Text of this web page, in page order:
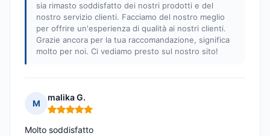
sia rimasto soddisfatto dei nostri prodotti e del
nostro servizio clienti. Facciamo del nostro meglio
per offrire un'esperienza di qualità ai nostri clienti.
Grazie ancora per la tua raccomandazione, significa
molto per noi. Ci vediamo presto sul nostro sito!
M
malika G.
Nota: 5 su 5
Molto soddisfatto